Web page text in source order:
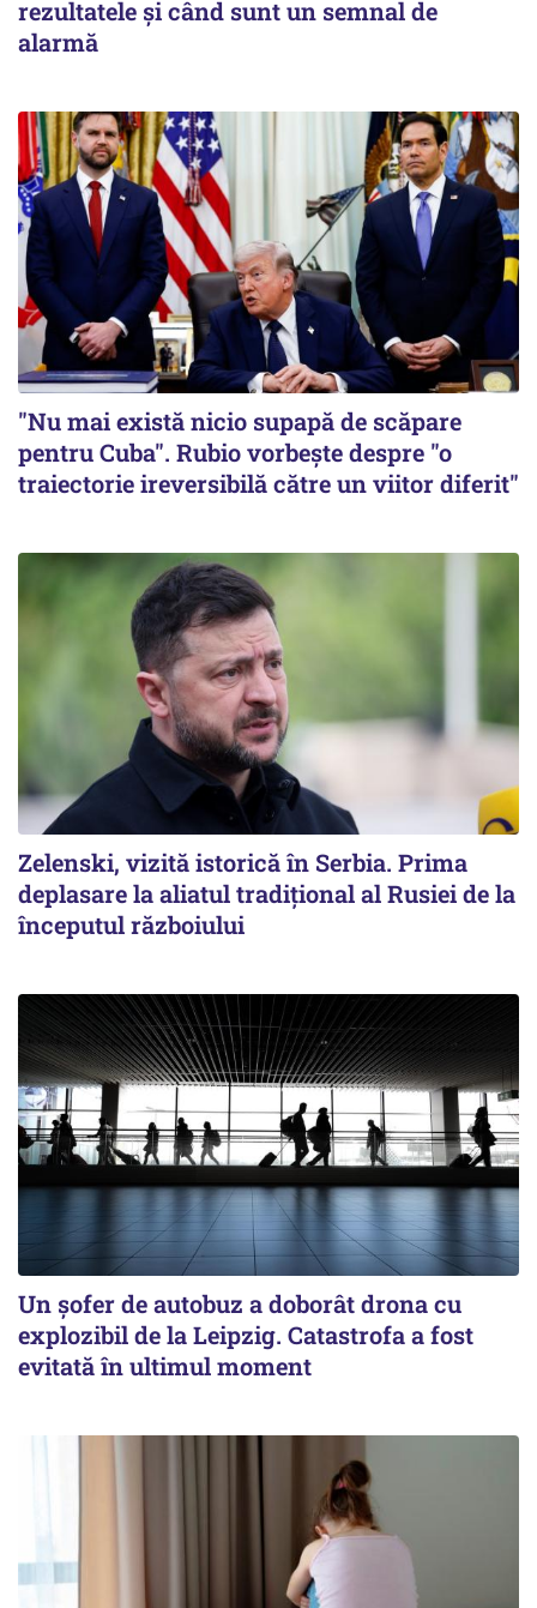
rezultatele și când sunt un semnal de
alarmă
"Nu mai există nicio supapă de scăpare
pentru Cuba". Rubio vorbește despre "o
traiectorie ireversibilă către un viitor diferit"
Zelenski, vizită istorică în Serbia. Prima
deplasare la aliatul tradițional al Rusiei de la
începutul războiului
Un șofer de autobuz a doborât drona cu
explozibil de la Leipzig. Catastrofa a fost
evitată în ultimul moment